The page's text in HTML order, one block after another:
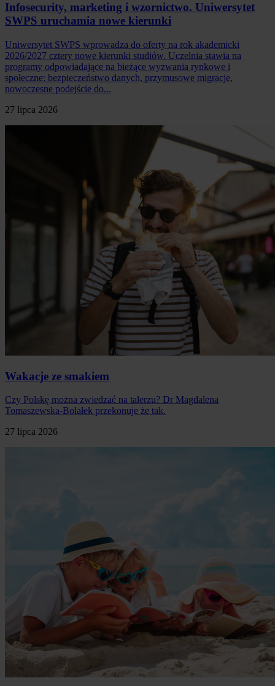
Infosecurity, marketing i wzornictwo. Uniwersytet
SWPS uruchamia nowe kierunki
Uniwersytet SWPS wprowadza do oferty na rok akademicki
2026/2027 cztery nowe kierunki studiów. Uczelnia stawia na
programy odpowiadające na bieżące wyzwania rynkowe i
społeczne: bezpieczeństwo danych, przymusowe migracje,
nowoczesne podejście do...
27 lipca 2026
Wakacje ze smakiem
Czy Polskę można zwiedzać na talerzu? Dr Magdalena
Tomaszewska-Bolałek przekonuje że tak.
27 lipca 2026